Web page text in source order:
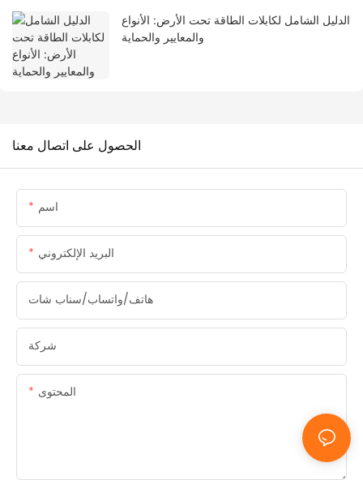
الدليل الشامل لكابلات الطاقة تحت الأرض: الأنواع
والمعايير والحماية
الحصول على اتصال معنا
اسم
البريد الإلكتروني
هاتف/واتساب/سناب شات
شركة
المحتوى